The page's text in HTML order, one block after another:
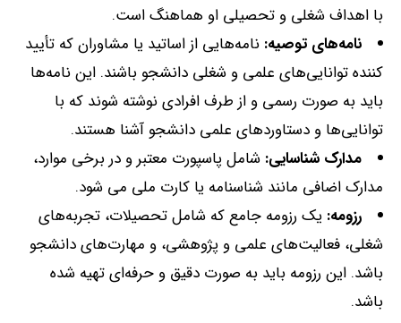
با اهداف شغلی و تحصیلی او هماهنگ است.
نامه‌های توصیه: نامه‌هایی از اساتید یا مشاوران که تأیید
کننده توانایی‌های علمی و شغلی دانشجو باشند. این نامه‌ها
باید به صورت رسمی و از طرف افرادی نوشته شوند که با
توانایی‌ها و دستاوردهای علمی دانشجو آشنا هستند.
مدارک شناسایی: شامل پاسپورت معتبر و در برخی موارد،
مدارک اضافی مانند شناسنامه یا کارت ملی می‌ شود.
رزومه: یک رزومه جامع که شامل تحصیلات، تجربه‌های
شغلی، فعالیت‌های علمی و پژوهشی، و مهارت‌های دانشجو
باشد. این رزومه باید به صورت دقیق و حرفه‌ای تهیه شده
باشد.